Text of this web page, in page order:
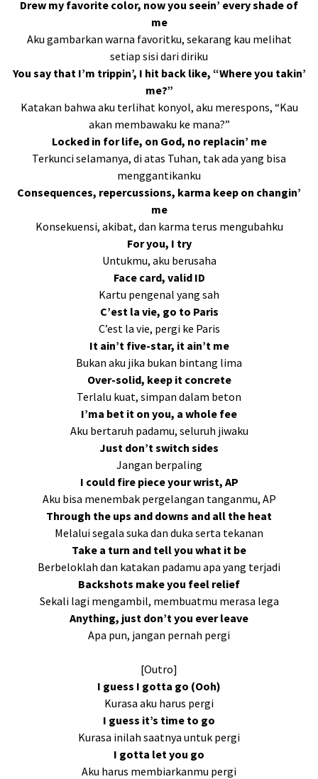
Drew my favorite color, now you seein’ every shade of
me
Aku gambarkan warna favoritku, sekarang kau melihat
setiap sisi dari diriku
You say that I’m trippin’, I hit back like, “Where you takin’
me?”
Katakan bahwa aku terlihat konyol, aku merespons, “Kau
akan membawaku ke mana?”
Locked in for life, on God, no replacin’ me
Terkunci selamanya, di atas Tuhan, tak ada yang bisa
menggantikanku
Consequences, repercussions, karma keep on changin’
me
Konsekuensi, akibat, dan karma terus mengubahku
For you, I try
Untukmu, aku berusaha
Face card, valid ID
Kartu pengenal yang sah
C’est la vie, go to Paris
C’est la vie, pergi ke Paris
It ain’t five-star, it ain’t me
Bukan aku jika bukan bintang lima
Over-solid, keep it concrete
Terlalu kuat, simpan dalam beton
I’ma bet it on you, a whole fee
Aku bertaruh padamu, seluruh jiwaku
Just don’t switch sides
Jangan berpaling
I could fire piece your wrist, AP
Aku bisa menembak pergelangan tanganmu, AP
Through the ups and downs and all the heat
Melalui segala suka dan duka serta tekanan
Take a turn and tell you what it be
Berbeloklah dan katakan padamu apa yang terjadi
Backshots make you feel relief
Sekali lagi mengambil, membuatmu merasa lega
Anything, just don’t you ever leave
Apa pun, jangan pernah pergi
[Outro]
I guess I gotta go (Ooh)
Kurasa aku harus pergi
I guess it’s time to go
Kurasa inilah saatnya untuk pergi
I gotta let you go
Aku harus membiarkanmu pergi